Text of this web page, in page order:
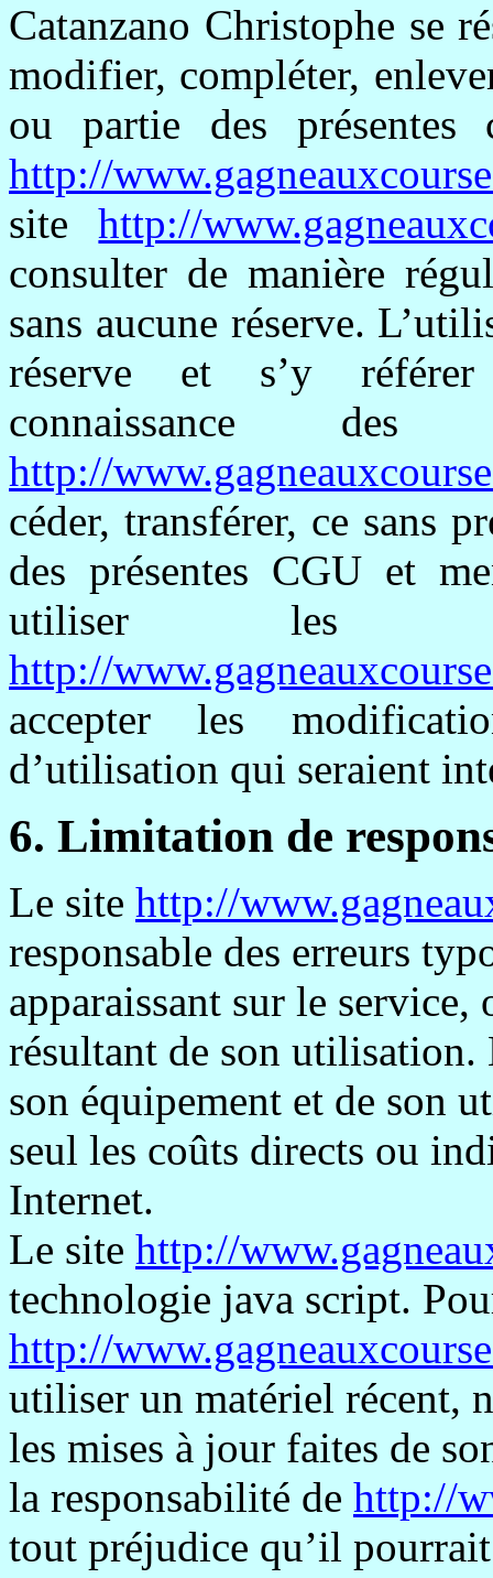
Catanzano Christophe se
modifier, compléter,
ou partie des présentes
http://
sitehttp://
consulter de manière
sans aucune réserve.
réserve et s’y référer
connaissance
http://
céder, transférer, ce sans
des présentes CGU et
utiliser les
http://
accepter les
d’utilisation qui seraient
6. Limitation de
Le site http://
responsable des erreurs
apparaissant sur le service,
résultant de son utilisation.
son équipement et de son
seul les coûts directs ou
Internet.
Le site http://
technologie java script.
http://
utiliser un matériel récent,
les mises à jour faites de
la responsabilité de http://
tout préjudice qu’il